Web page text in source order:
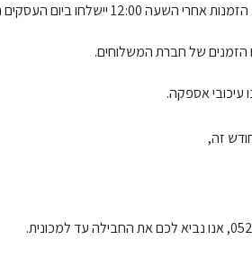
הזמנים של חברת המשלוחים.
זה,